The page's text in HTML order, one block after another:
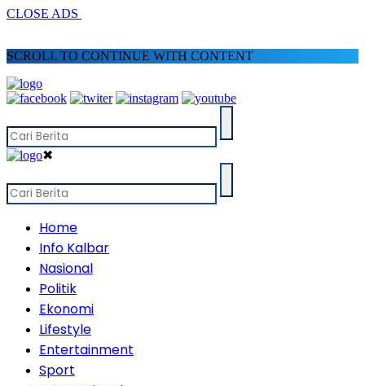
CLOSE ADS
SCROLL TO CONTINUE WITH CONTENT
✖
Home
Info Kalbar
Nasional
Politik
Ekonomi
Lifestyle
Entertainment
Sport